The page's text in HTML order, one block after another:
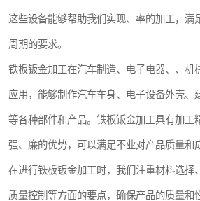
这些设备能够帮助我们实现、率的加工，满
周期的要求。
铁板钣金加工在汽车制造、电子电器、、机
应用，能够制作汽车车身、电子设备外壳、
等各种部件和产品。铁板钣金加工具有加工
强、廉的优势，可以满足不业对产品质量和
在进行铁板钣金加工时，我们注重材料选择
质量控制等方面的要点，确保产品的质量和